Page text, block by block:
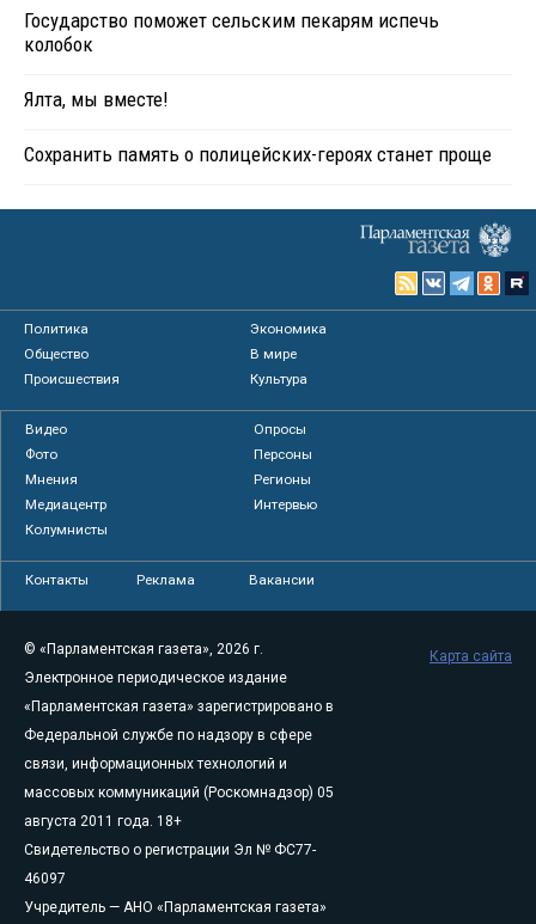
Государство поможет сельским пекарям испечь
колобок
Ялта, мы вместе!
Сохранить память о полицейских-героях станет проще
Политика
Экономика
Общество
В мире
Происшествия
Культура
Видео
Опросы
Фото
Персоны
Мнения
Регионы
Медиацентр
Интервью
Колумнисты
Контакты Реклама Вакансии
© «Парламентская газета», 2026 г.
Электронное периодическое издание
«Парламентская газета» зарегистрировано в
Федеральной службе по надзору в сфере
связи, информационных технологий и
массовых коммуникаций (Роскомнадзор) 05
августа 2011 года. 18+
Свидетельство о регистрации Эл № ФС77-
46097
Учредитель — АНО «Парламентская газета»
Карта сайта